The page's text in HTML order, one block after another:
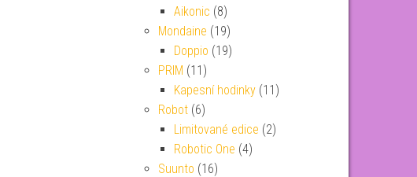
Aikonic (8)
Mondaine (19)
Doppio (19)
PRIM (11)
Kapesní hodinky (11)
Robot (6)
Limitované edice (2)
Robotic One (4)
Suunto (16)